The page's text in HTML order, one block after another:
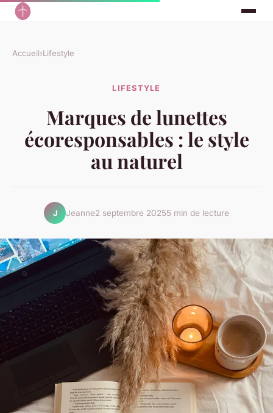
Accueil›Lifestyle
LIFESTYLE
Marques de lunettes
écoresponsables : le style
au naturel
J Jeanne2 septembre 20255 min de lecture